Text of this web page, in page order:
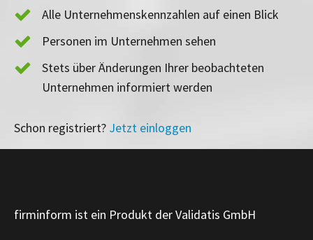
Alle Unternehmenskennzahlen auf einen Blick
Personen im Unternehmen sehen
Stets über Änderungen Ihrer beobachteten
Unternehmen informiert werden
Schon registriert? Jetzt einloggen
firminform ist ein Produkt der Validatis GmbH